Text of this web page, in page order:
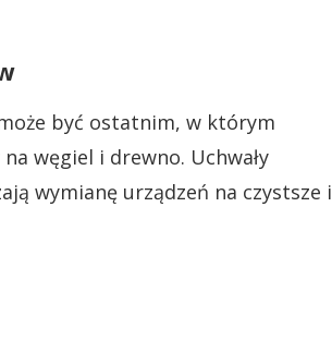
być ostatnim, w którym
węgiel i drewno. Uchwały
wymianę urządzeń na czystsze i